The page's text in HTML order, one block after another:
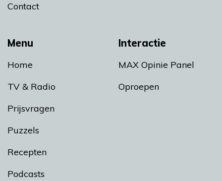
Menu
Home
TV & Radio
Prijsvragen
Puzzels
Recepten
Podcasts
Interactie
MAX Opinie Panel
Oproepen
Contact